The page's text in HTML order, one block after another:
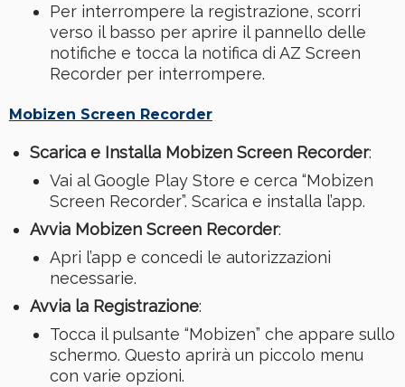
Per interrompere la registrazione, scorri
verso il basso per aprire il pannello delle
notifiche e tocca la notifica di AZ Screen
Recorder per interrompere.
Mobizen Screen Recorder
Scarica e Installa Mobizen Screen Recorder:
Vai al Google Play Store e cerca “Mobizen
Screen Recorder”. Scarica e installa l’app.
Avvia Mobizen Screen Recorder:
Apri l’app e concedi le autorizzazioni
necessarie.
Avvia la Registrazione:
Tocca il pulsante “Mobizen” che appare sullo
schermo. Questo aprirà un piccolo menu
con varie opzioni.